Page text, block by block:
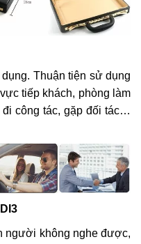
Thuận tiện sử dụng
tiếp khách, phòng làm
đi công tác, gặp đối tác…
DI3
người không nghe được,